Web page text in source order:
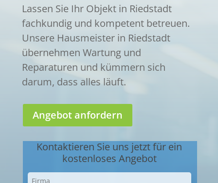
Lassen Sie Ihr Objekt in Riedstadt
fachkundig und kompetent betreuen.
Unsere Hausmeister in Riedstadt
übernehmen Wartung und
Reparaturen und kümmern sich
darum, dass alles läuft.
Angebot anfordern
Kontaktieren Sie uns jetzt für ein
kostenloses Angebot